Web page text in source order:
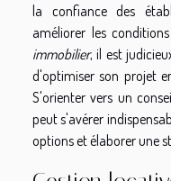
la confiance des
améliorer les
immobilier, il est
d'optimiser son projet
S'orienter vers un
peut s'avérer
options et élaborer une